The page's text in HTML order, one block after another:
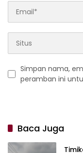
Simpan nama,
peramban ini
Baca Juga